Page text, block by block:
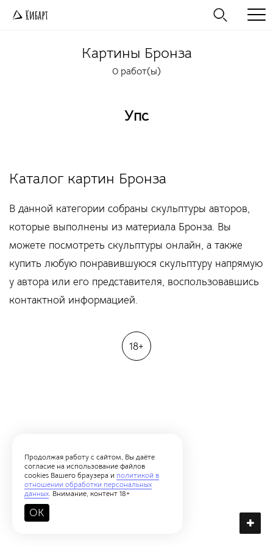
Картины Бронза
0 работ(ы)
Упс
Каталог картин Бронза
В данной категории собраны скульптуры авторов,
которые выполнены из материала Бронза. Вы
можете посмотреть скульптуры онлайн, а также
купить любую понравившуюся скульптуру напрямую
у автора или его представителя, воспользовавшись
контактной информацией.
18+
Продолжая работу с сайтом, Вы даёте
согласие на использование файлов
cookies Вашего браузера и политикой в
отношении обработки персональных
данных. Внимание, контент 18+
OK